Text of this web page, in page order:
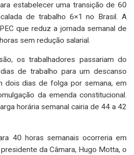
estabelecer uma transição de 60
de trabalho 6×1 no Brasil. A
que reduz a jornada semanal de
sem redução salarial.
os trabalhadores passariam do
de trabalho para um descanso
dois dias de folga por semana, em
da emenda constitucional.
horária semanal cairia de 44 a 42
40 horas semanais ocorreria em
da Câmara, Hugo Motta, o